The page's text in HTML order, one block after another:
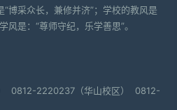
博采众长，兼修并济”；学校的教风是
风是：“尊师守纪，乐学善思”。
0812-2220237（华山校区） 0812-